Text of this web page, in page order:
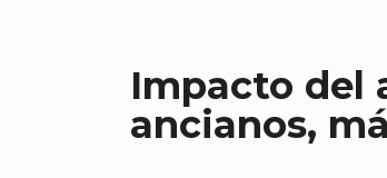
Impacto del
ancianos,